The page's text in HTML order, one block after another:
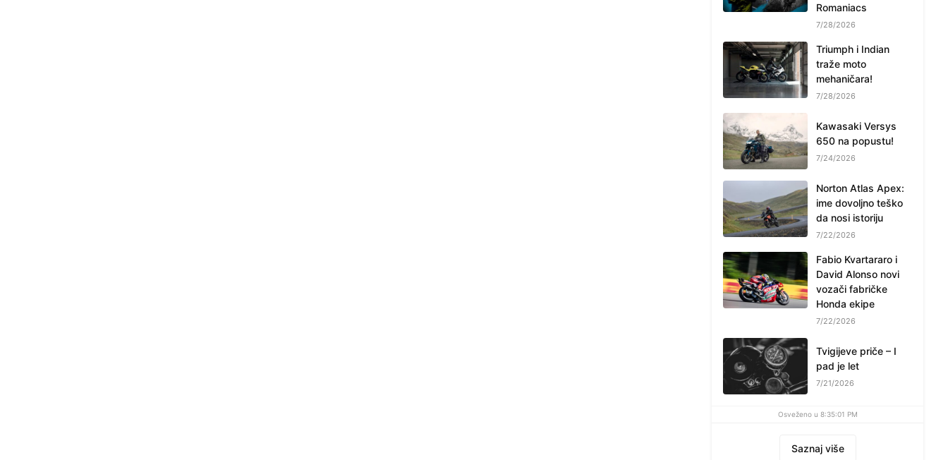
Romaniacs
7/28/2026
Triumph i Indian
traže moto
mehaničara!
7/28/2026
Kawasaki Versys
650 na popustu!
7/24/2026
Norton Atlas Apex:
ime dovoljno teško
da nosi istoriju
7/22/2026
Fabio Kvartararo i
David Alonso novi
vozači fabričke
Honda ekipe
7/22/2026
Tvigijeve priče – I
pad je let
7/21/2026
Osveženo u 8:35:01 PM
Saznaj više